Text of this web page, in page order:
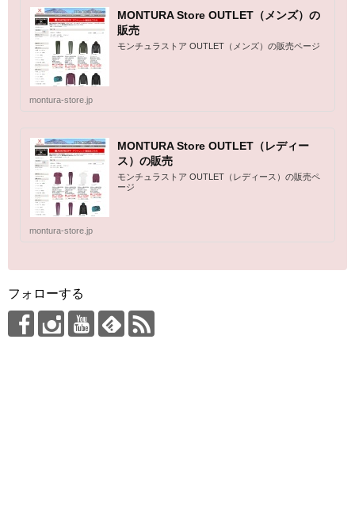
MONTURA Store OUTLET（メンズ）の
販売
モンチュラストア OUTLET（メンズ）の販売ページ
montura-store.jp
MONTURA Store OUTLET（レディー
ス）の販売
モンチュラストア OUTLET（レディース）の販売ペ
ージ
montura-store.jp
フォローする